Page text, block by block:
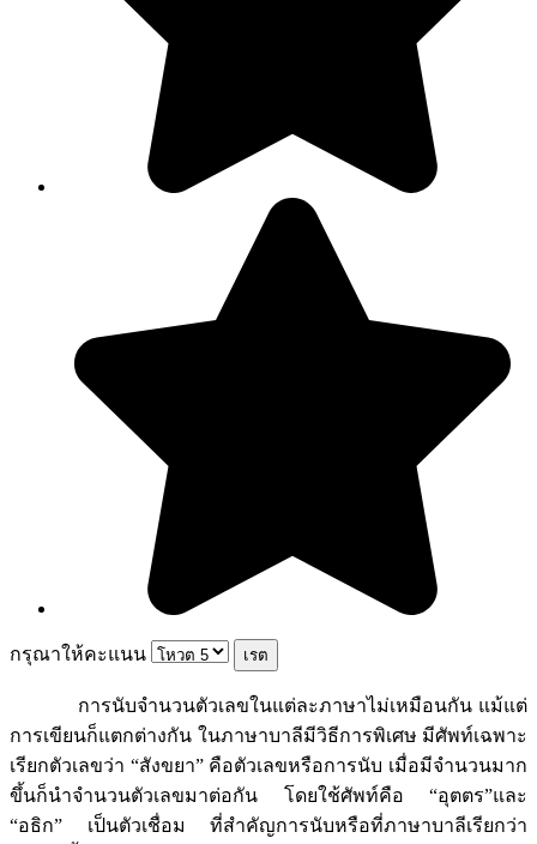
กรุณาให้คะแนน
การนับจำนวนตัวเลขในแต่ละภาษาไม่เหมือนกัน แม้แต่
การเขียนก็แตกต่างกัน ในภาษาบาลีมีวิธีการพิเศษ มีศัพท์เฉพาะ
เรียกตัวเลขว่า “สังขยา” คือตัวเลขหรือการนับ เมื่อมีจำนวนมาก
ขึ้นก็นำจำนวนตัวเลขมาต่อกัน โดยใช้ศัพท์คือ “อุตตร”และ
“อธิก” เป็นตัวเชื่อม ที่สำคัญการนับหรือที่ภาษาบาลีเรียกว่า